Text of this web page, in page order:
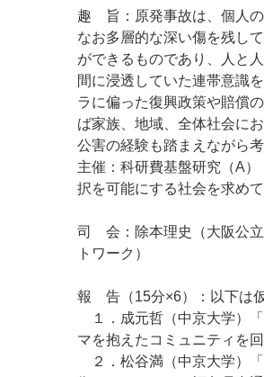
趣 旨：原発事故は、個人
なお多層的な深い傷を残し
ができるものであり、人と
間に浸透していた連帯意識
ラに偏った復興政策や賠償
ば家族、地域、全体社会に
公害の経験も踏まえながら考
主催：科研費基盤研究（A
択を可能にする社会を求め
司 会：除本理史（大阪公立
トワーク）
報 告（15分×6）：以下は
１．成元哲（中京大学）
マを抱えたコミュニティを回
２．松谷満（中京大学）